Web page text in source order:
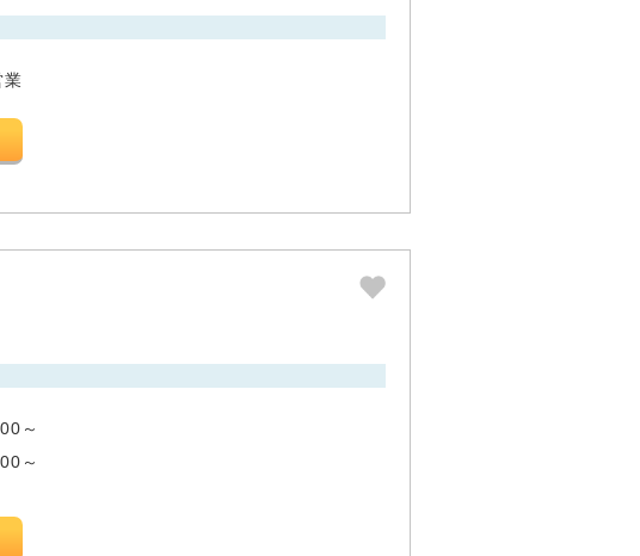
業
～
～